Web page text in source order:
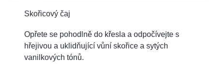
Skořicový čaj
Opřete se pohodlně do křesla a odpočívejte s
hřejivou a uklidňující vůní skořice a sytých
vanilkových tónů.